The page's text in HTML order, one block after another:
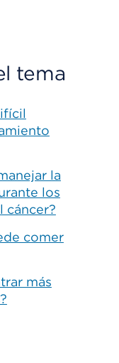
tema
la
los
cáncer?
comer
más